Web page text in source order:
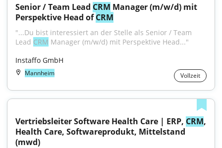
Senior / Team Lead CRM Manager (m/w/d) mit
Perspektive Head of CRM
"...Du bist interessiert an der Stelle als Senior / Team
Lead CRM Manager (m/w/d) mit Perspektive Head..."
Instaffo GmbH
Mannheim Vollzeit
Vertriebsleiter Software Health Care | ERP, CRM,
Health Care, Softwareprodukt, Mittelstand
(mwd)